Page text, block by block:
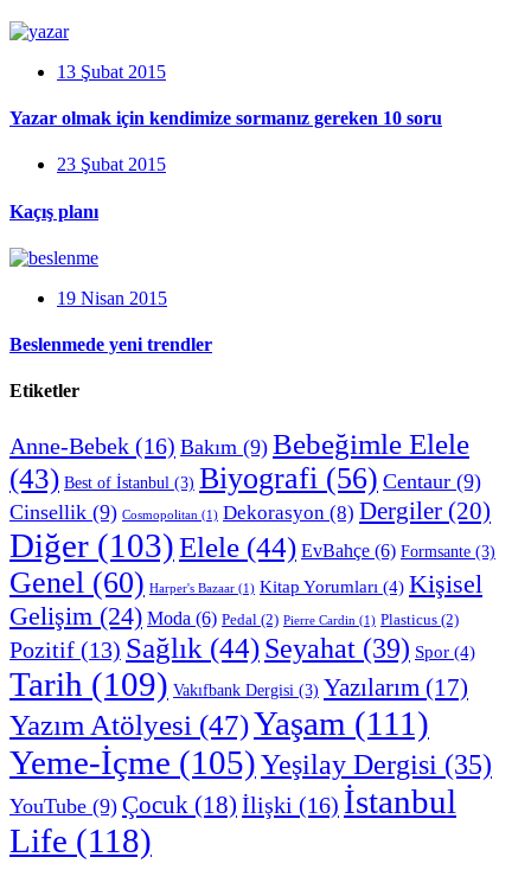
13 Şubat 2015
Yazar olmak için kendimize sormanız gereken 10 soru
23 Şubat 2015
Kaçış planı
19 Nisan 2015
Beslenmede yeni trendler
Etiketler
Anne-Bebek (16) Bakım (9) Bebeğimle Elele
(43) Best of İstanbul (3) Biyografi (56) Centaur (9)
Cinsellik (9) Cosmopolitan (1) Dekorasyon (8) Dergiler (20)
Diğer (103)Elele (44) EvBahçe (6) Formsante (3)
Genel (60) Harper's Bazaar (1) Kitap Yorumları (4) Kişisel
Gelişim (24) Moda (6) Pedal (2) Pierre Cardin (1) Plasticus (2)
Pozitif (13) Sağlık (44)Seyahat (39) Spor (4)
Tarih (109) Vakıfbank Dergisi (3) Yazılarım (17)
Yazım Atölyesi (47)Yaşam (111)
Yeme-İçme (105)Yeşilay Dergisi (35)
YouTube (9) Çocuk (18) İlişki (16) İstanbul
Life (118)